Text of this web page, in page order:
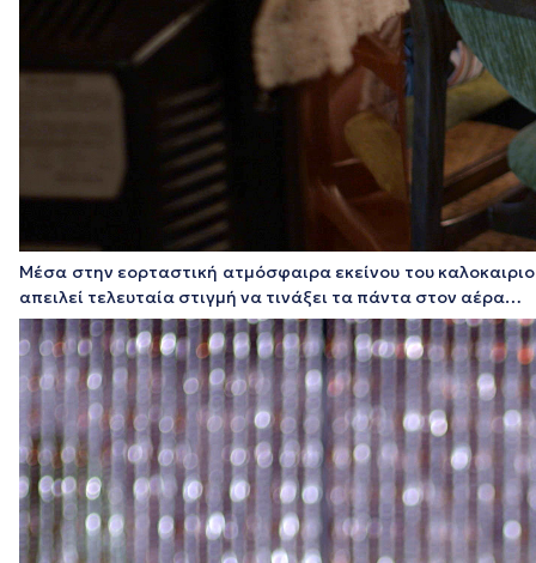
Μέσα στην εορταστική ατμόσφαιρα εκείνου του
απειλεί τελευταία στιγμή να τινάξει τα πάντα στον αέρα…